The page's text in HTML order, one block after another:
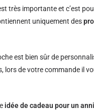
très importante et c’est
uniquement des
est bien sûr de
lors de votre commande il
idée de cadeau pour un